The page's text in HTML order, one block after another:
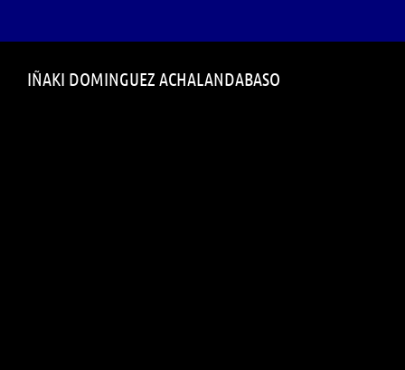
IÑAKI DOMINGUEZ ACHALANDABASO